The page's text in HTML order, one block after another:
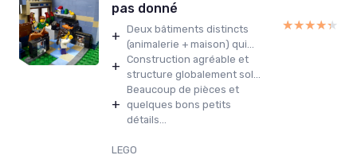
pas donné
+ Deux bâtiments distincts
(animalerie + maison) qui...
+ Construction agréable et
structure globalement sol...
+
Beaucoup de pièces et
quelques bons petits
détails...
★★★★★
★★★★★
LEGO